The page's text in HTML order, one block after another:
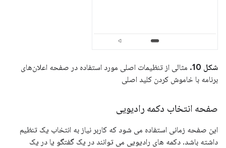
شکل 10.
مثالی از تنظیمات اصلی مورد استفاده در صفحه اعلان‌های
برنامه با خاموش کردن کلید اصلی
صفحه انتخاب دکمه رادیویی
این صفحه زمانی استفاده می شود که کاربر نیاز به انتخاب یک تنظیم
داشته باشد. دکمه های رادیویی می توانند در یک گفتگو یا در یک